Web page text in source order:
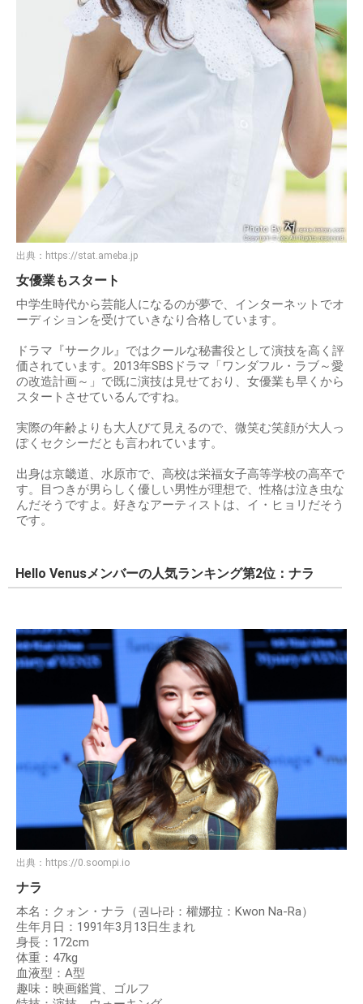
出典： https://stat.ameba.jp
女優業もスタート
中学生時代から芸能人になるのが夢で、インターネットでオ
ーディションを受けていきなり合格しています。
ドラマ『サークル』ではクールな秘書役として演技を高く評
価されています。2013年SBSドラマ「ワンダフル・ラブ～愛
の改造計画～」で既に演技は見せており、女優業も早くから
スタートさせているんですね。
実際の年齢よりも大人びて見えるので、微笑む笑顔が大人っ
ぽくセクシーだとも言われています。
出身は京畿道、水原市で、高校は栄福女子高等学校の高卒で
す。目つきが男らしく優しい男性が理想で、性格は泣き虫な
んだそうですよ。好きなアーティストは、イ・ヒョリだそう
です。
Hello Venusメンバーの人気ランキング第2位：ナラ
出典： https://0.soompi.io
ナラ
本名：クォン・ナラ（권나라：權娜拉：Kwon Na-Ra）
生年月日：1991年3月13日生まれ
身長：172cm
体重：47kg
血液型：A型
趣味：映画鑑賞、ゴルフ